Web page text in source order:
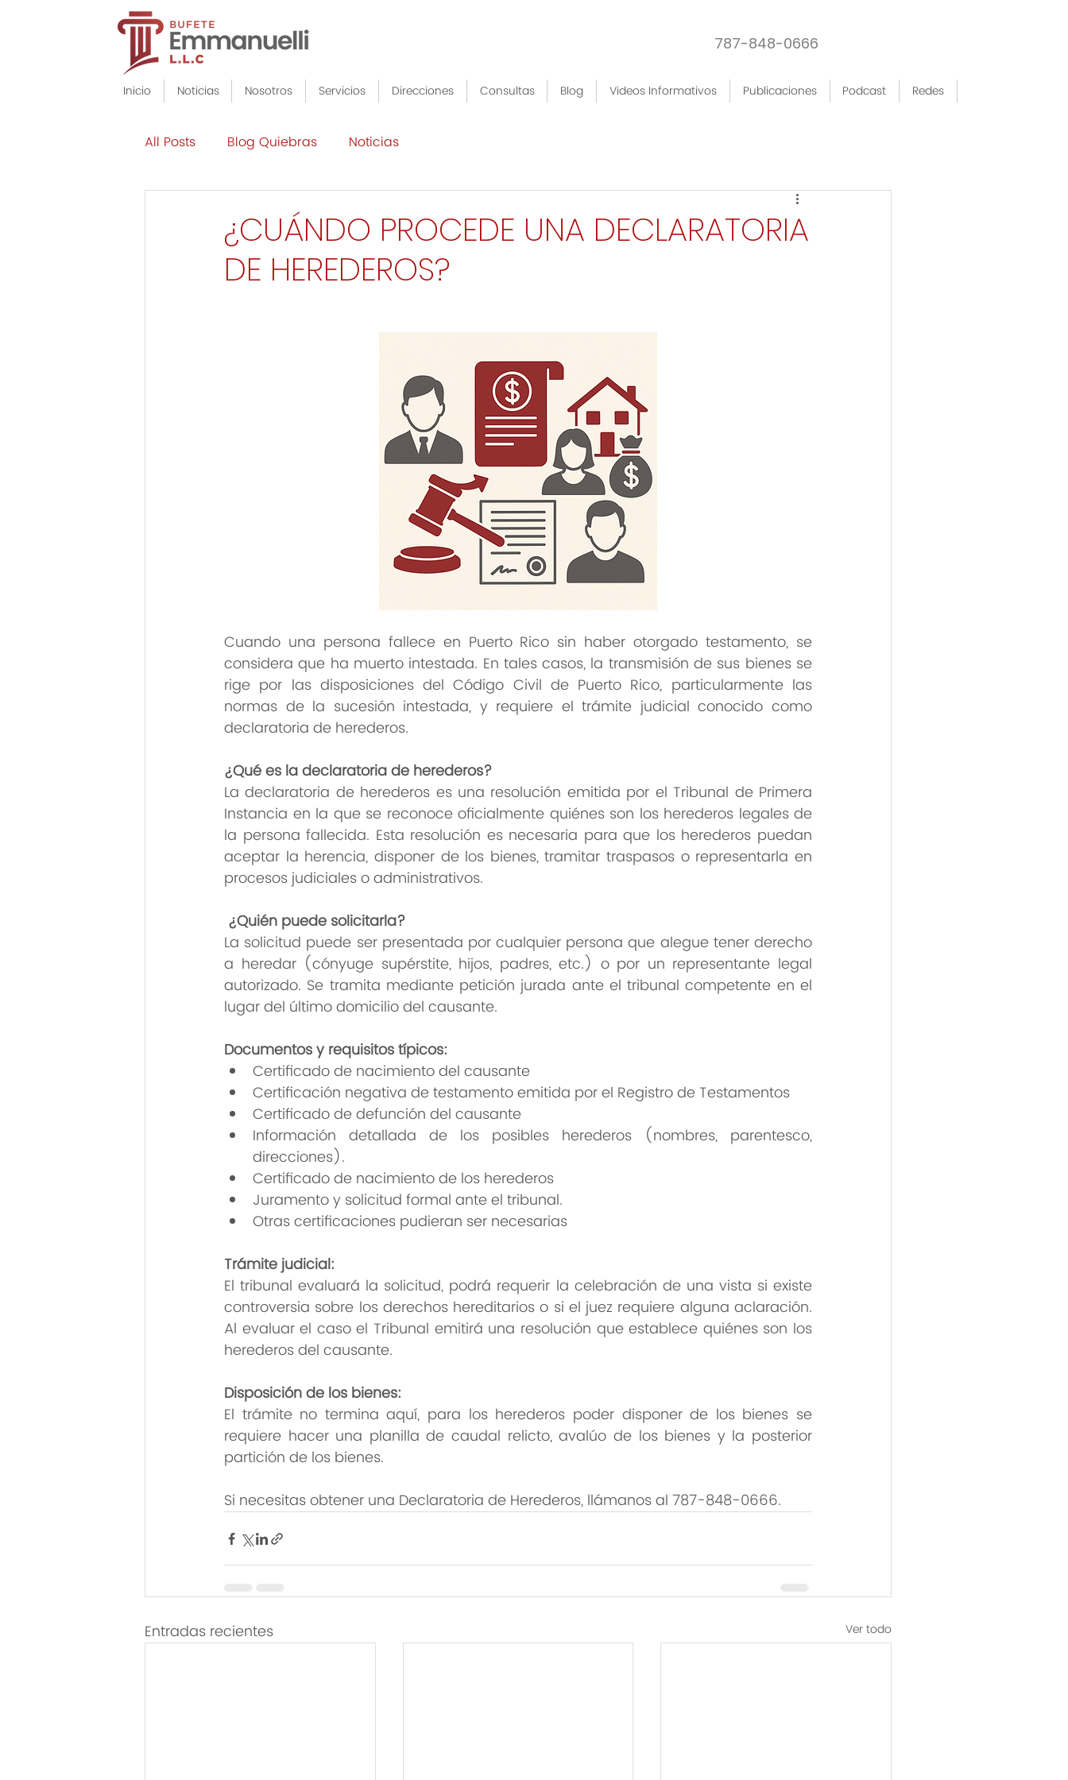
787-848-0666
Inicio Noticias Nosotros Servicios Direcciones Consultas Blog Videos Informativos Publicaciones Podcast Redes
All Posts Blog Quiebras Noticias
¿CUÁNDO PROCEDE UNA DECLARATORIA
DE HEREDEROS?
Cuando una persona fallece en Puerto Rico sin haber otorgado testamento, se
considera que ha muerto intestada. En tales casos, la transmisión de sus bienes se
rige por las disposiciones del Código Civil de Puerto Rico, particularmente las
normas de la sucesión intestada, y requiere el trámite judicial conocido como
declaratoria de herederos.
¿Qué es la declaratoria de herederos?
La declaratoria de herederos es una resolución emitida por el Tribunal de Primera
Instancia en la que se reconoce oficialmente quiénes son los herederos legales de
la persona fallecida. Esta resolución es necesaria para que los herederos puedan
aceptar la herencia, disponer de los bienes, tramitar traspasos o representarla en
procesos judiciales o administrativos.
¿Quién puede solicitarla?
La solicitud puede ser presentada por cualquier persona que alegue tener derecho
a heredar (cónyuge supérstite, hijos, padres, etc.) o por un representante legal
autorizado. Se tramita mediante petición jurada ante el tribunal competente en el
lugar del último domicilio del causante.
Documentos y requisitos típicos:
Certificado de nacimiento del causante
Certificación negativa de testamento emitida por el Registro de Testamentos
Certificado de defunción del causante
Información detallada de los posibles herederos (nombres, parentesco,
direcciones).
Certificado de nacimiento de los herederos
Juramento y solicitud formal ante el tribunal.
Otras certificaciones pudieran ser necesarias
Trámite judicial:
El tribunal evaluará la solicitud, podrá requerir la celebración de una vista si existe
controversia sobre los derechos hereditarios o si el juez requiere alguna aclaración.
Al evaluar el caso el Tribunal emitirá una resolución que establece quiénes son los
herederos del causante.
Disposición de los bienes:
El trámite no termina aquí, para los herederos poder disponer de los bienes se
requiere hacer una planilla de caudal relicto, avalúo de los bienes y la posterior
partición de los bienes.
Si necesitas obtener una Declaratoria de Herederos, llámanos al 787-848-0666.
Entradas recientes Ver todo